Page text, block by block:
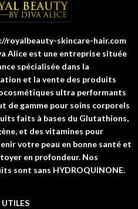
royalbeauty-skincare-hair.com
Alice est une entreprise située
spécialisée dans la
et la vente des produits
ultra performants
de gamme pour soins corporels
faits à bases du Glutathions,
et des vitamines pour
votre peau en bonne santé et
en profondeur. Nos
sont sans HYDROQUINONE.
UTILES